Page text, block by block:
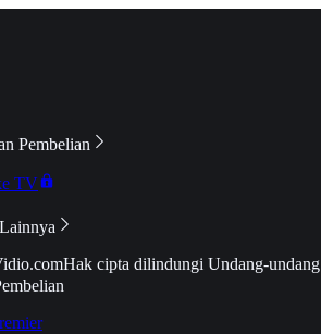
Pembelian
TV
Hak cipta dilindungi Undang-undang